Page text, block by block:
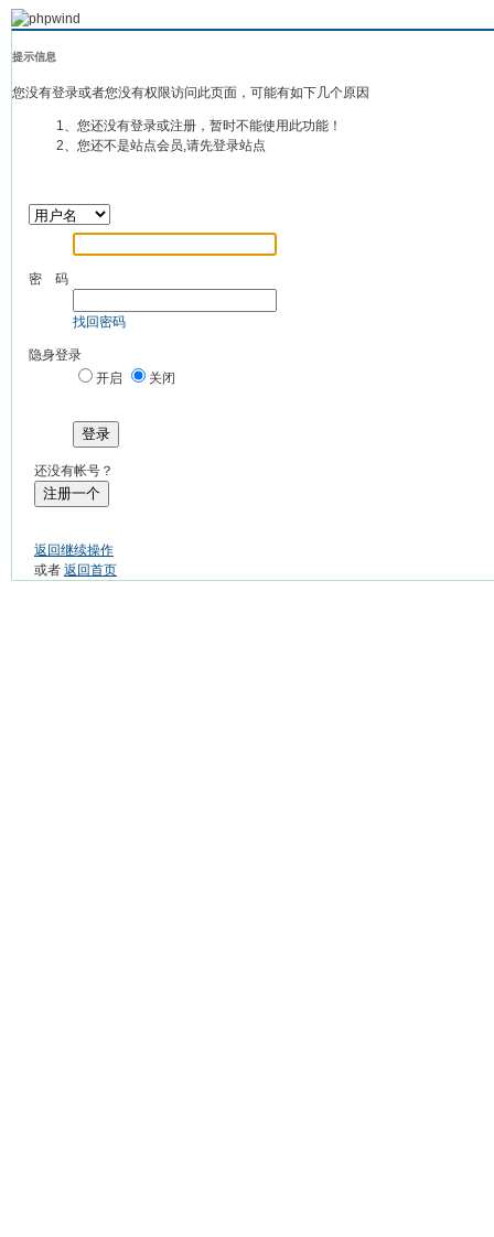
提示信息
您没有登录或者您没有权限访问此页面，可能有如下几个原因
1、您还没有登录或注册，暂时不能使用此功能！
2、您还不是站点会员,请先登录站点
密 码
找回密码
隐身登录
开启
关闭
登录
还没有帐号？
注册一个
返回继续操作
或者 返回首页